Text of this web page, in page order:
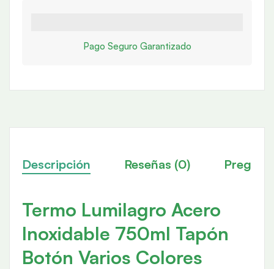
Pago Seguro Garantizado
Descripción Reseñas (0)
Termo Lumilagro Acero
Inoxidable 750ml Tapón
Botón Varios Colores